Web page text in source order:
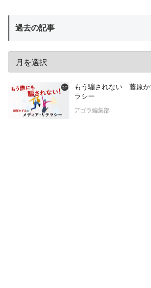
過去の記事
もう騙されない 藤原か
ラシー
アゴラ編集部